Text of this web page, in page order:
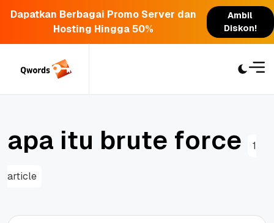
Dapatkan Berbagai Promo Server dan
Hosting Hingga 50%
Ambil
Diskon!
apa itu brute force 1
article